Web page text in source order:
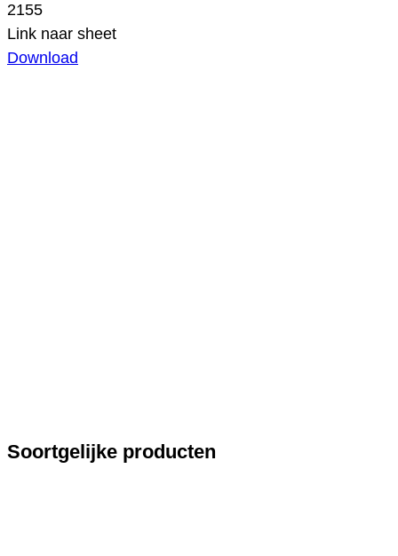
2155
Link naar sheet
Download
Soortgelijke producten